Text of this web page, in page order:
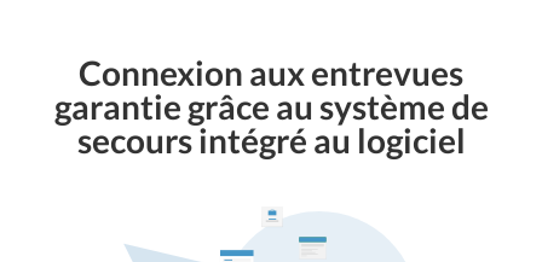
Connexion aux entrevues
garantie grâce au système de
secours intégré au logiciel